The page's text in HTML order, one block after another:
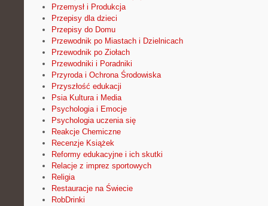
Przemysł i Produkcja
Przepisy dla dzieci
Przepisy do Domu
Przewodnik po Miastach i Dzielnicach
Przewodnik po Ziołach
Przewodniki i Poradniki
Przyroda i Ochrona Środowiska
Przyszłość edukacji
Psia Kultura i Media
Psychologia i Emocje
Psychologia uczenia się
Reakcje Chemiczne
Recenzje Książek
Reformy edukacyjne i ich skutki
Relacje z imprez sportowych
Religia
Restauracje na Świecie
RobDrinki